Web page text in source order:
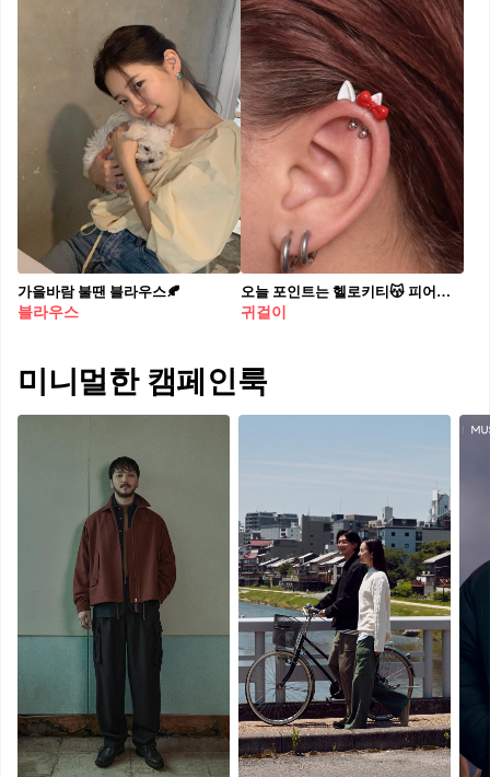
가을바람 불땐 블라우스🍂
블라우스
오늘 포인트는 헬로키티😽 피어싱 바꿀 때 됐다면? 헬로키티로 포인트 주기🎀🤍 헬로키티 덕후들을 위한 피어싱, 이제는 키링 말고 귀에 달아보세요. 헬로키티의 시그니처인 레드 리본과 화이트 귀가 더해져 발랄하고 귀여운 분위기를 더해주는데요. 귀엽지만 과하지 않은 포인트 아이템이라 데일리로도 부담 없이 착용하기 좋습니다. 분위기 전환이 필요할 때, 헬로키티 피어싱으로 스타일에 작은 포인트를 더해보세요. - 레라 헬로키티 참, 3만 원대
귀걸이
미니멀한 캠페인룩